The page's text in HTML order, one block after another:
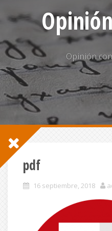
Opinión
pdf
16 septiembre, 2018